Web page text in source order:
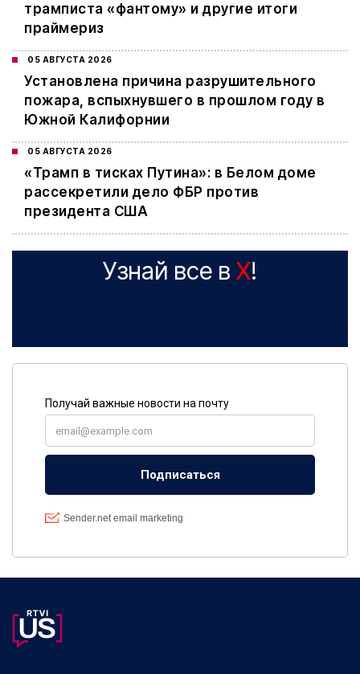
трамписта «фантому» и другие итоги
праймериз
05 АВГУСТА 2026
Установлена причина разрушительного
пожара, вспыхнувшего в прошлом году в
Южной Калифорнии
05 АВГУСТА 2026
«Трамп в тисках Путина»: в Белом доме
рассекретили дело ФБР против
президента США
Узнай все в X!